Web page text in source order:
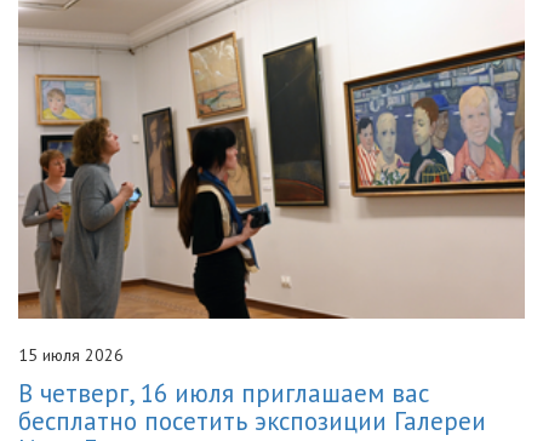
15 июля 2026
В четверг, 16 июля приглашаем вас
бесплатно посетить экспозиции Галереи